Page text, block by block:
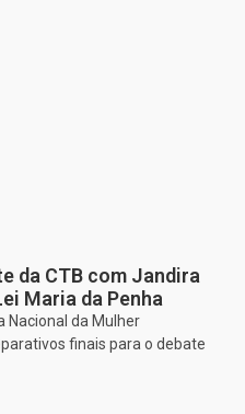
da CTB com Jandira
Maria da Penha
Nacional da Mulher
finais para o debate